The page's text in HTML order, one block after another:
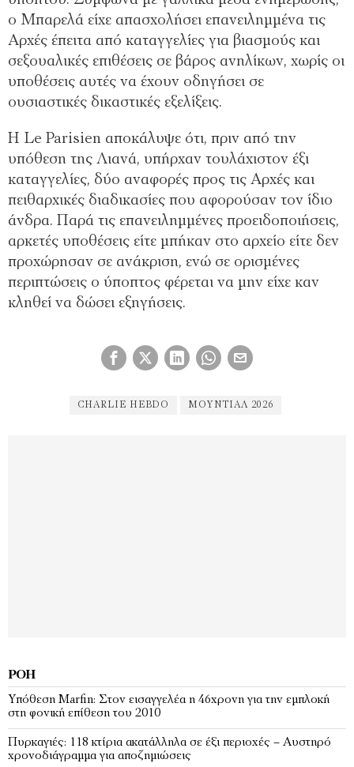
ο Μπαρελά είχε απασχολήσει επανειλημμένα τις
Αρχές έπειτα από καταγγελίες για βιασμούς και
σεξουαλικές επιθέσεις σε βάρος ανηλίκων, χωρίς οι
υποθέσεις αυτές να έχουν οδηγήσει σε
ουσιαστικές δικαστικές εξελίξεις.
Η Le Parisien αποκάλυψε ότι, πριν από την
υπόθεση της Λιανά, υπήρχαν τουλάχιστον έξι
καταγγελίες, δύο αναφορές προς τις Αρχές και
πειθαρχικές διαδικασίες που αφορούσαν τον ίδιο
άνδρα. Παρά τις επανειλημμένες προειδοποιήσεις,
αρκετές υποθέσεις είτε μπήκαν στο αρχείο είτε δεν
προχώρησαν σε ανάκριση, ενώ σε ορισμένες
περιπτώσεις ο ύποπτος φέρεται να μην είχε καν
κληθεί να δώσει εξηγήσεις.
CHARLIE HEBDO ΜΟΥΝΤΙΆΛ 2026
ΡΟΉ
Υπόθεση Marfin: Στον εισαγγελέα η 46χρονη για την εμπλοκή
στη φονική επίθεση του 2010
Πυρκαγιές: 118 κτίρια ακατάλληλα σε έξι περιοχές – Αυστηρό
χρονοδιάγραμμα για αποζημιώσεις